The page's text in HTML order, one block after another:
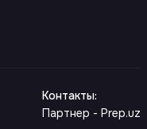
Контакты:
Партнер - Prep.uz